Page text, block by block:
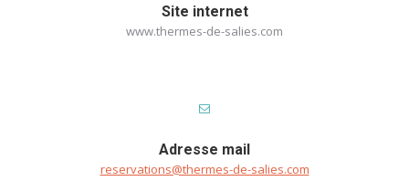
Site internet
www.thermes-de-salies.com
Adresse mail
reservations@thermes-de-salies.com